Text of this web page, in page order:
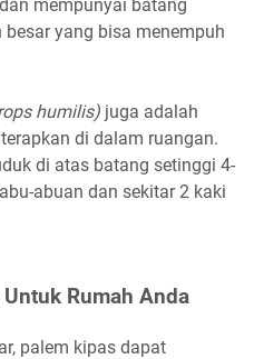
mempunyai batang
yang bisa menempuh
humilis) juga adalah
di dalam ruangan.
di atas batang setinggi 4-
abuan dan sekitar 2 kaki
Rumah Anda
palem kipas dapat